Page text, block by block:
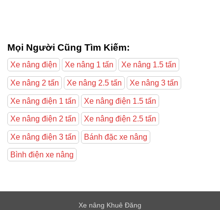
Mọi Người Cũng Tìm Kiếm:
Xe nâng điện Xe nâng 1 tấn Xe nâng 1.5 tấn
Xe nâng 2 tấn Xe nâng 2.5 tấn Xe nâng 3 tấn
Xe nâng điện 1 tấn Xe nâng điện 1.5 tấn
Xe nâng điện 2 tấn Xe nâng điện 2.5 tấn
Xe nâng điện 3 tấn Bánh đặc xe nâng
Bình điện xe nâng
Xe nâng Khuê Đăng